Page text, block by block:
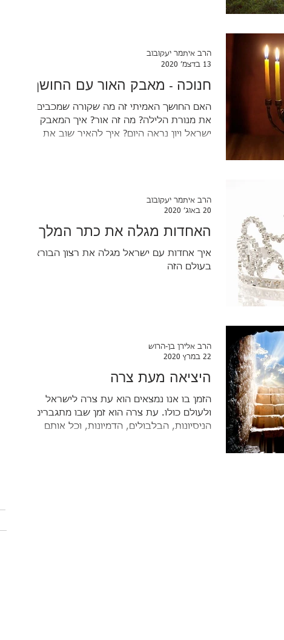
מצרים. מצרים בזמן הנביא ישעי'הו היתה
בהיסטוריה זה כמאה שנה לפני החורבן ולפני
הנבואה אומר הנביא (יט, כב) "וְנָגַף יְקֹוָק אֶת
מִצְרַיִם נָגֹף וְרָפוֹא וְשָׁבוּ עַד יְקֹוָק וְנֶע
חנוכה - מאבק האור עם החושך
האם החושך האמיתי זה מה שקורה שמכבים
את מנורת הלילה? מה זה אור? איך המאבק של
ישראל ויון נראה היום? איך להאיר שוב את
הרב איתמר יעקובוב
13 בדצמ׳ 2020
האחדות מגלה את כתר המלך
איך אחדות עם ישראל מגלה את רצון הבורא
בעולם הזה
הרב איתמר יעקובוב
20 באוג׳ 2020
היציאה מעת צרה
הזמן בו אנו נמצאים הוא עת צרה לישראל
ולעולם כולו. עת צרה הוא זמן שבו מתגברים
הניסיונות, הבלבולים, הדמיונות, וכל אותם
הרב אלירן בן-הרוש
22 במרץ 2020